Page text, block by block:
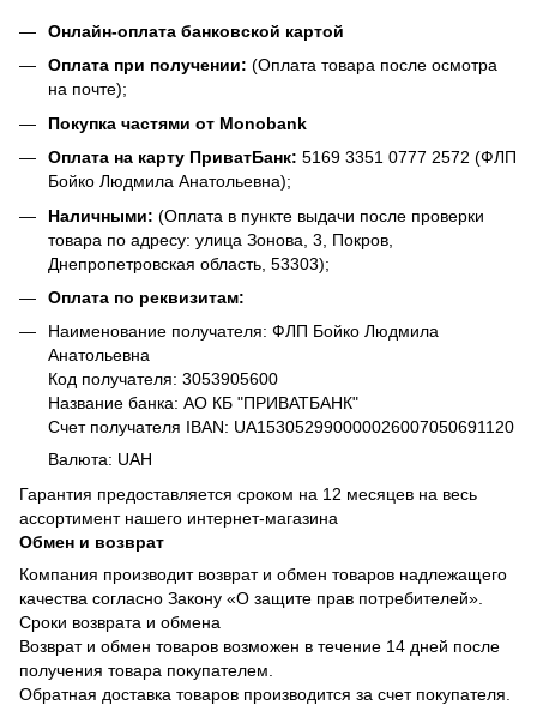
Онлайн-оплата банковской картой
Оплата при получении: (Оплата товара после осмотра
на почте);
Покупка частями от Monobank
Оплата на карту ПриватБанк: 5169 3351 0777 2572 (ФЛП
Бойко Людмила Анатольевна);
Наличными: (Оплата в пункте выдачи после проверки
товара по адресу: улица Зонова, 3, Покров,
Днепропетровская область, 53303);
Оплата по реквизитам:
Наименование получателя: ФЛП Бойко Людмила
Анатольевна
Код получателя: 3053905600
Название банка: АО КБ "ПРИВАТБАНК"
Счет получателя IBAN: UA153052990000026007050691120
Валюта: UAH
Гарантия предоставляется сроком на 12 месяцев на весь
ассортимент нашего интернет-магазина
Обмен и возврат
Компания производит возврат и обмен товаров надлежащего
качества согласно Закону «О защите прав потребителей».
Сроки возврата и обмена
Возврат и обмен товаров возможен в течение 14 дней после
получения товара покупателем.
Обратная доставка товаров производится за счет покупателя.